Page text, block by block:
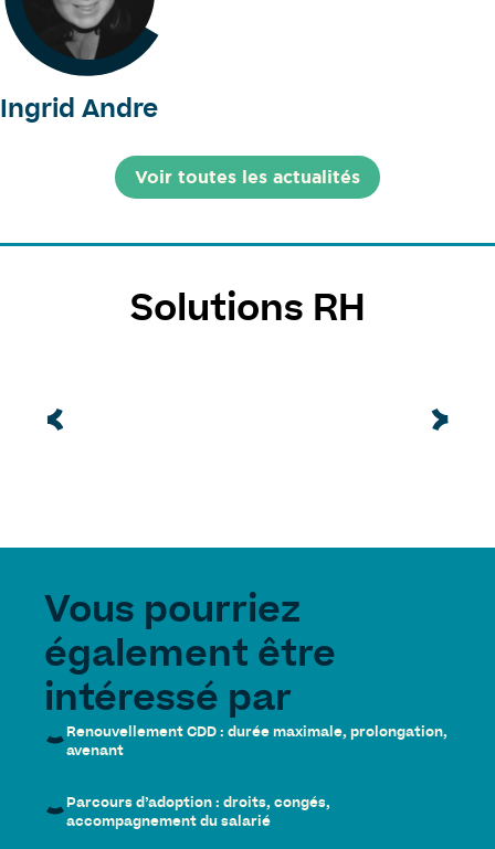
Ingrid Andre
Voir toutes les actualités
Solutions RH
Vous pourriez
également être
intéressé par
Renouvellement CDD : durée maximale, prolongation,
avenant
Parcours d’adoption : droits, congés,
accompagnement du salarié